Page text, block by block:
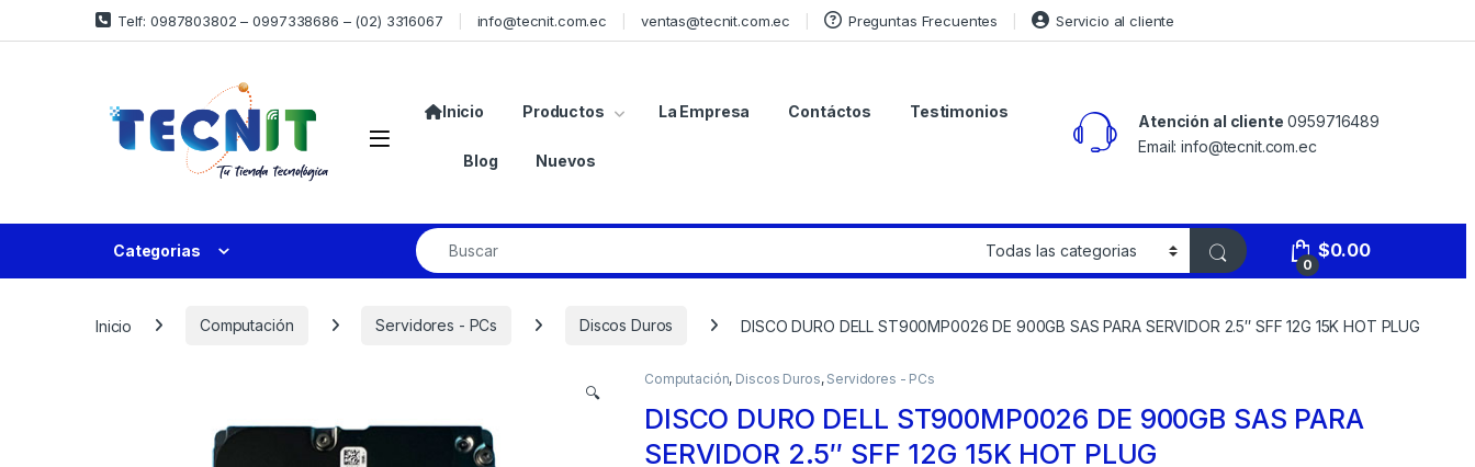
Telf: 0987803802 – 0997338686 – (02) 3316067 info@tecnit.com.ec ventas@tecnit.com.ec Preguntas Frecuentes Servicio al cliente
Inicio Productos La Empresa Contáctos Testimonios
Blog Nuevos
Atención al cliente 0959716489
Email: info@tecnit.com.ec
Categorias
0
$0.00
Inicio Computación Servidores - PCs Discos Duros DISCO DURO DELL ST900MP0026 DE 900GB SAS PARA SERVIDOR 2.5″ SFF 12G 15K HOT PLUG
🔍
Computación, Discos Duros, Servidores - PCs
DISCO DURO DELL ST900MP0026 DE 900GB SAS PARA
SERVIDOR 2.5″ SFF 12G 15K HOT PLUG